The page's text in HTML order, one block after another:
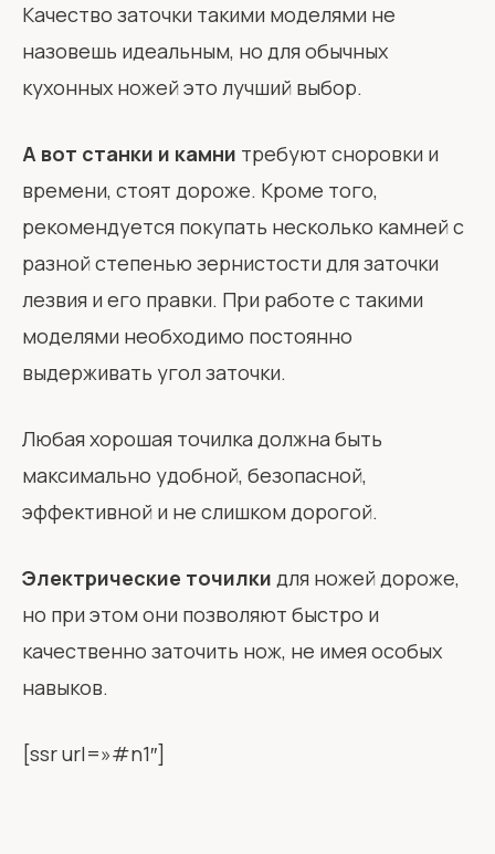
Качество заточки такими моделями не
назовешь идеальным, но для обычных
кухонных ножей это лучший выбор.
А вот станки и камни требуют сноровки и
времени, стоят дороже. Кроме того,
рекомендуется покупать несколько камней с
разной степенью зернистости для заточки
лезвия и его правки. При работе с такими
моделями необходимо постоянно
выдерживать угол заточки.
Любая хорошая точилка должна быть
максимально удобной, безопасной,
эффективной и не слишком дорогой.
Электрические точилки для ножей дороже,
но при этом они позволяют быстро и
качественно заточить нож, не имея особых
навыков.
[ssr url=»#n1″]